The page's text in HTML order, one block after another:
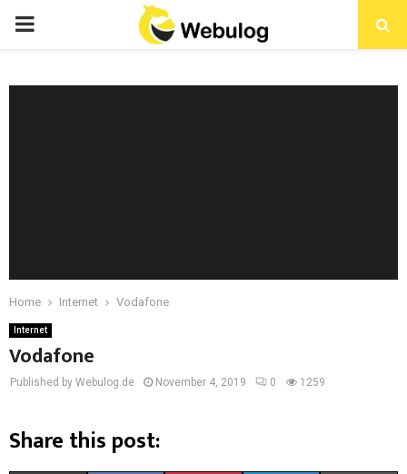
Home Internet Vodafone
Internet
Vodafone
Published by Webulog.de November 4, 2019 0 1259
Share this post: